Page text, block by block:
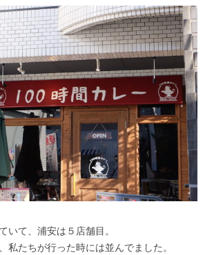
いて、浦安は５店舗目。
私たちが行った時には並んでました。